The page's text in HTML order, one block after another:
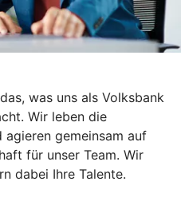
was uns als Volksbank
Wir leben die
gemeinsam auf
für unser Team. Wir
dabei Ihre Talente.